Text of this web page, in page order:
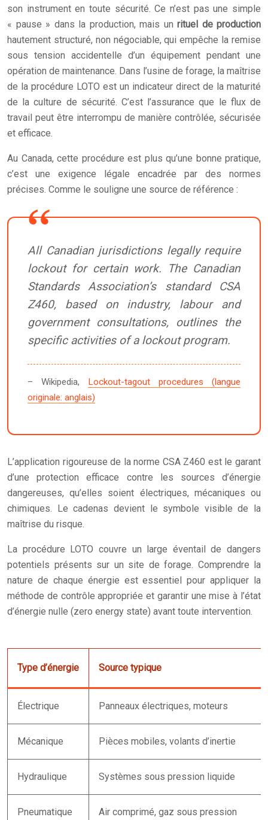
son instrument en toute sécurité. Ce n’est pas une simple
« pause » dans la production, mais un rituel de production
hautement structuré, non négociable, qui empêche la remise
sous tension accidentelle d’un équipement pendant une
opération de maintenance. Dans l’usine de forage, la maîtrise
de la procédure LOTO est un indicateur direct de la maturité
de la culture de sécurité. C’est l’assurance que le flux de
travail peut être interrompu de manière contrôlée, sécurisée
et efficace.
Au Canada, cette procédure est plus qu’une bonne pratique,
c’est une exigence légale encadrée par des normes
précises. Comme le souligne une source de référence :
All Canadian jurisdictions legally require
lockout for certain work. The Canadian
Standards Association’s standard CSA
Z460, based on industry, labour and
government consultations, outlines the
specific activities of a lockout program.
– Wikipedia,
Lockout-tagout procedures (langue
originale: anglais)
L’application rigoureuse de la norme CSA Z460 est le garant
d’une protection efficace contre les sources d’énergie
dangereuses, qu’elles soient électriques, mécaniques ou
chimiques. Le cadenas devient le symbole visible de la
maîtrise du risque.
La procédure LOTO couvre un large éventail de dangers
potentiels présents sur un site de forage. Comprendre la
nature de chaque énergie est essentiel pour appliquer la
méthode de contrôle appropriée et garantir une mise à l’état
d’énergie nulle (zero energy state) avant toute intervention.
Type d’énergie Source typique
Électrique Panneaux électriques, moteurs
Mécanique Pièces mobiles, volants d’inertie
Hydraulique Systèmes sous pression liquide
Pneumatique Air comprimé, gaz sous pression